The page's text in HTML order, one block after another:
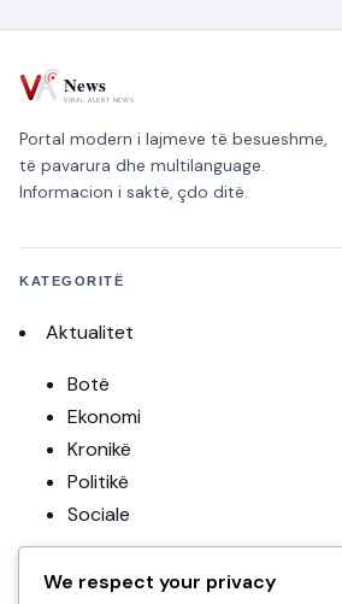
Portal modern i lajmeve të besueshme,
të pavarura dhe multilanguage.
Informacion i saktë, çdo ditë.
KATEGORITË
Aktualitet
Botë
Ekonomi
Kronikë
Politikë
Sociale
We respect your privacy